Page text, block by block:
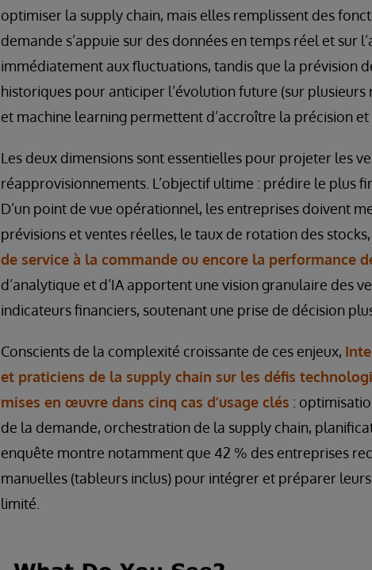
optimiser la supply chain, mais elles remplissent des
demande s’appuie sur des données en temps réel et sur
immédiatement aux fluctuations, tandis que la prévision
historiques pour anticiper l’évolution future (sur
et machine learning permettent d’accroître la précision
Les deux dimensions sont essentielles pour projeter les
réapprovisionnements. L’objectif ultime : prédire le plus
D’un point de vue opérationnel, les entreprises doivent
prévisions et ventes réelles, le taux de rotation des
de service à la commande ou encore la performance
d’analytique et d’IA apportent une vision granulaire des
indicateurs financiers, soutenant une prise de décision
Conscients de la complexité croissante de ces enjeux,
et praticiens de la supply chain sur les défis
mises en œuvre dans cinq cas d’usage clés :
de la demande, orchestration de la supply chain,
enquête montre notamment que 42 % des entreprises
manuelles (tableurs inclus) pour intégrer et préparer
limité.